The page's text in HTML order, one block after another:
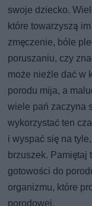
swoje dziecko.
które towarzyszą
zmęczenie, bóle
poruszaniu, czy
może nieźle dać w
porodu mija, a
wiele pań zaczyna
wykorzystać ten
i wyspać się na
brzuszek. Pamiętaj
gotowości do
organizmu, które
porodowej.